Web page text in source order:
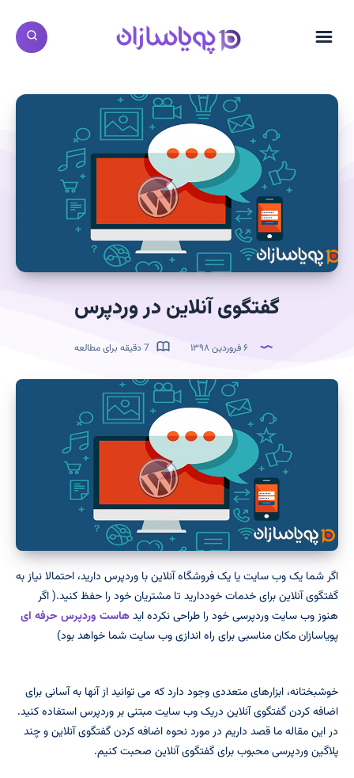
گفتگوی آنلاین در وردپرس
۶ فروردین ۱۳۹۸
اگر شما یک وب سایت یا یک فروشگاه آنلاین با وردپرس دارید، احتمالا نیاز به
گفتگوی آنلاین برای خدمات خوددارید تا مشتریان خود را حفظ کنید.( اگر
هنوز وب سایت وردپرسی خود را طراحی نکرده ایدهاست وردپرس حرفه ای
پویاسازان مکان مناسبی برای راه اندازی وب سایت شما خواهد بود)
خوشبختانه، ابزارهای متعددی وجود دارد که می توانید از آنها به آسانی برای
اضافه کردن گفتگوی آنلاین دریک وب سایت مبتنی بر وردپرس استفاده کنید.
در این مقاله ما قصد داریم در مورد نحوه اضافه کردن گفتگوی آنلاین و چند
پلاگین وردپرسی محبوب برای گفتگوی آنلاین صحبت کنیم.